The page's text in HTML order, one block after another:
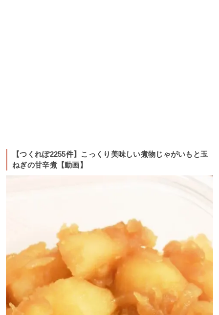
【つくれぽ2255件】こっくり美味しい煮物じゃがいもと玉
ねぎの甘辛煮【動画】